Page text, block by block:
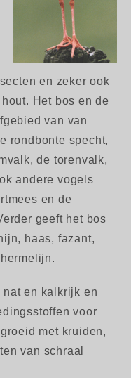
en zeker ook
Het bos en de
van van
rondbonte specht,
de torenvalk,
andere vogels
en de
geeft het bos
haas, fazant,
en kalkrijk en
voor
met kruiden,
van schraal